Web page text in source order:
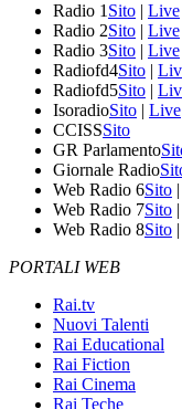
Radio 1 Sito | Live
Radio 2Sito | Live
Radio 3Sito | Live
Radiofd4Sito |
Radiofd5Sito |
IsoradioSito | Live
CCISSSito
GR Parlamento
Giornale Radio
Web Radio 6Sito |
Web Radio 7Sito |
Web Radio 8Sito |
PORTALI WEB
Rai.tv
Nuovi Talenti
Rai Educational
Rai Fiction
Rai Cinema
Rai Teche